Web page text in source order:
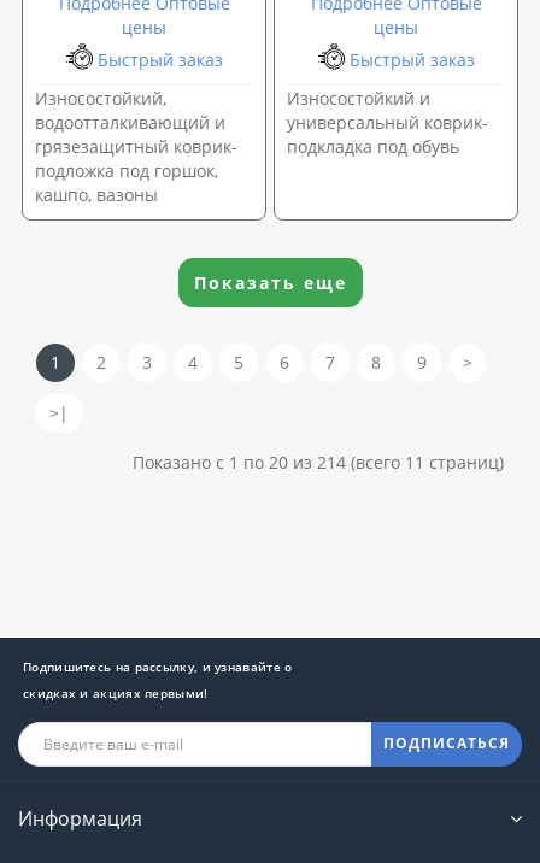
цены
Быстрый заказ
Износостойкий,
водоотталкивающий и
грязезащитный коврик-
подложка под горшок,
кашпо, вазоны
цены
Быстрый заказ
Износостойкий и
универсальный коврик-
подкладка под обувь
Показать еще
1 2 3 4 5 6 7 8 9 >
>|
Показано с 1 по 20 из 214 (всего 11 страниц)
Подпишитесь на рассылку, и узнавайте о
скидках и акциях первыми!
ПОДПИСАТЬСЯ
Информация